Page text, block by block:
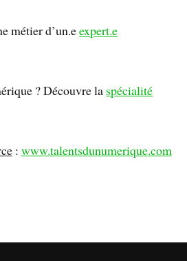
métier d’un.eexpert.e
? Découvre la spécialité
: www.talentsdunumerique.com